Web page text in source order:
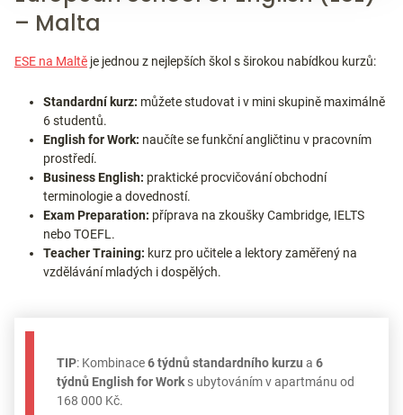
– Malta
ESE na Maltě je jednou z nejlepších škol s širokou nabídkou kurzů:
Standardní kurz: můžete studovat i v mini skupině maximálně
6 studentů.
English for Work: naučíte se funkční angličtinu v pracovním
prostředí.
Business English: praktické procvičování obchodní
terminologie a dovedností.
Exam Preparation: příprava na zkoušky Cambridge, IELTS
nebo TOEFL.
Teacher Training: kurz pro učitele a lektory zaměřený na
vzdělávání mladých i dospělých.
TIP: Kombinace6 týdnů standardního kurzu a 6
týdnů English for Work s ubytováním v apartmánu od
168 000 Kč.